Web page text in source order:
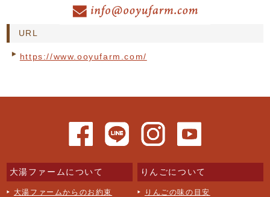
URL
https://www.ooyufarm.com/
大湯ファームについて
大湯ファームからのお約束
りんごについて
りんごの味の目安